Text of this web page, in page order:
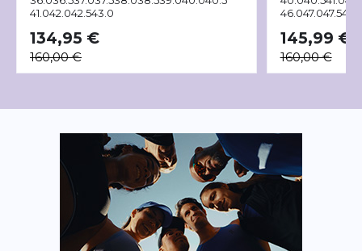
41.042.042.543.0
134,95 €
160,00 €
46.047.047.5
145,99 €
160,00 €